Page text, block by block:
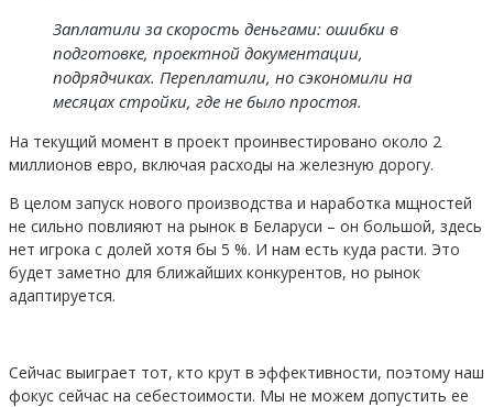
Заплатили за скорость деньгами: ошибки в
подготовке, проектной документации,
подрядчиках. Переплатили, но сэкономили на
месяцах стройки, где не было простоя.
На текущий момент в проект проинвестировано около 2
миллионов евро, включая расходы на железную дорогу.
В целом запуск нового производства и наработка мщностей
не сильно повлияют на рынок в Беларуси – он большой, здесь
нет игрока с долей хотя бы 5 %. И нам есть куда расти. Это
будет заметно для ближайших конкурентов, но рынок
адаптируется.
Сейчас выиграет тот, кто крут в эффективности, поэтому наш
фокус сейчас на себестоимости. Мы не можем допустить ее